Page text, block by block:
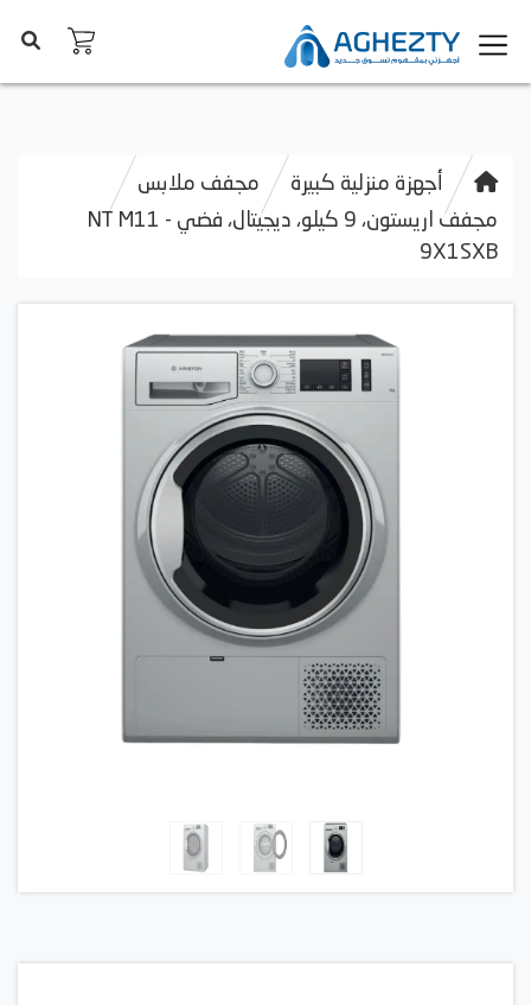
أجهزة منزلية كبيرة
مجفف ملابس
مجفف اريستون، 9 كيلو، ديجيتال، فضي - NT M11
9X1SXB